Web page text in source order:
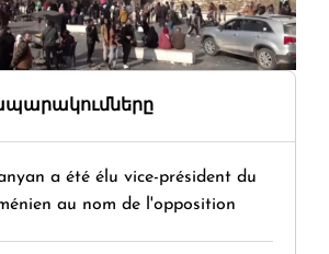
a été élu vice-président du
au nom de l'opposition